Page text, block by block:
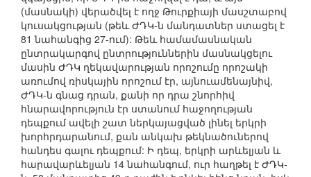
(մասնակի) վերածվել է ողջ Թուրքիայի մասշտաբով
կուսակցության (թեև ԺԴԿ-ն մանդատներ ստացել է
81 նահանգից 27-ում): Թեև համամասնական
ընտրակարգով ընտրություններին մասնակցելու
մասին ԺԴԿ ղեկավարության որոշումը որոշակի
առումով ռիսկային որոշում էր, այնուամենայնիվ,
ԺԴԿ-ն գնաց դրան, քանի որ դրա շնորհիվ
հնարավորություն էր ստանում հաջողության
դեպքում ավելի շատ ներկայացված լինել երկրի
խորհրդարանում, քան անկախ թեկնածուներով
հանդես գալու դեպքում: Ի դեպ, երկրի արևելյան և
հարավարևելյան 14 նահանգում, ուր հաղթել է ԺԴԿ-